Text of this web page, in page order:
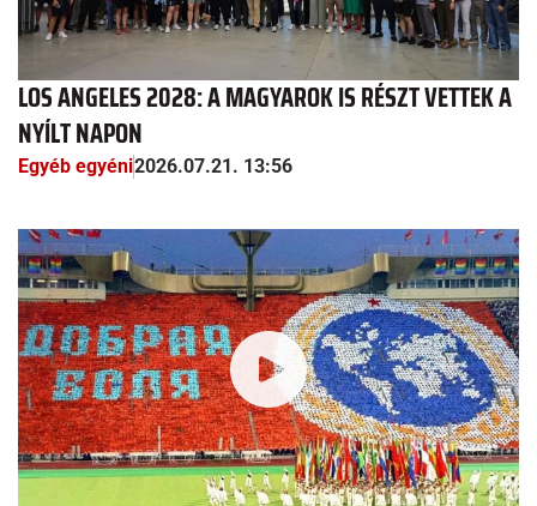
LOS ANGELES 2028: A MAGYAROK IS RÉSZT VETTEK A
NYÍLT NAPON
Egyéb egyéni2026.07.21. 13:56